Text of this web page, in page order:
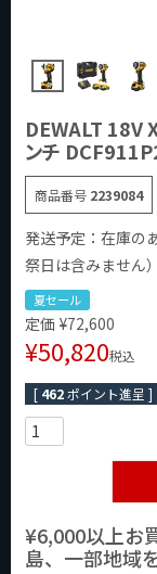
DEWALT 18V
ンチ
商品番号 2239084
発送予定：在庫の
祭日は含みません）
夏セール
定価 ¥72,600
¥50,820税込
[ 462ポイント進呈 ]
¥6,000以上お
島、一部地域